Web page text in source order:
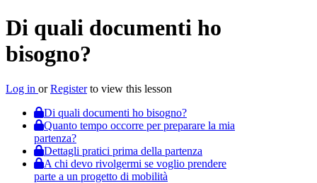
Di quali documenti ho
bisogno?
Log in orRegisterto view this lesson
Di quali documenti ho bisogno?
Quanto tempo occorre per preparare la mia
partenza?
Dettagli pratici prima della partenza
A chi devo rivolgermi se voglio prendere
parte a un progetto di mobilità